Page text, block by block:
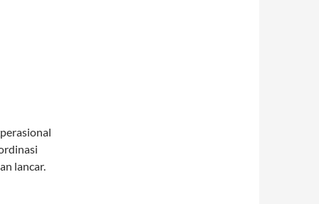
lancar.